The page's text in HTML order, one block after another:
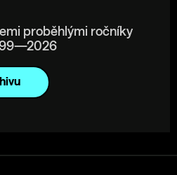
proběhlými ročníky